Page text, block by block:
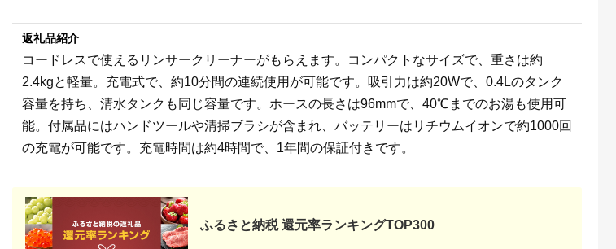
【コードレススティッ
ク】掃除機PV-BL3P
(C)【 コードレス
HITACHI 日立 家電 茨
ス
掃除機 コードレス サ
イクロン daspo SCD-
190P-W【ホワイト 家
電 電化製品 人気 おす
マ スティッククリー
ナー なるほど 宮城県
アム
掃除機 スティックク
リーナー コードレス
充電式サイクロンステ
ィッククリーナー
ト アイリスオーヤマ
ンディ 自走式 軽量 新
生活 白
アム
167-5-133 【かるパ
ックスティック】コー
ドレス掃除機PKV-
BK3L(V)【 HITACHI
市 】
アム
167-5-178 【コード
HITACHI 日立 家電 茨
167-5-185 【紙パ
紙パック 掃除機
城県 日立市 】
返礼品紹介
コードレスで使えるリンサークリーナーがもらえます。コンパクトなサイズで、重さは約
2.4kgと軽量。充電式で、約10分間の連続使用が可能です。吸引力は約20Wで、0.4Lのタンク
容量を持ち、清水タンクも同じ容量です。ホースの長さは96mmで、40℃までのお湯も使用可
能。付属品にはハンドツールや清掃ブラシが含まれ、バッテリーはリチウムイオンで約1000回
の充電が可能です。充電時間は約4時間で、1年間の保証付きです。
ふるさと納税 還元率ランキングTOP300